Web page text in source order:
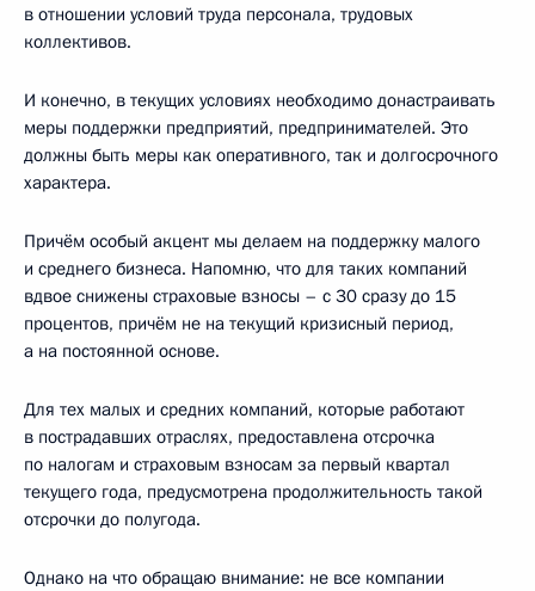
в отношении условий труда персонала, трудовых
коллективов.
И конечно, в текущих условиях необходимо донастраивать
меры поддержки предприятий, предпринимателей. Это
должны быть меры как оперативного, так и долгосрочного
характера.
Причём особый акцент мы делаем на поддержку малого
и среднего бизнеса. Напомню, что для таких компаний
вдвое снижены страховые взносы – с 30 сразу до 15
процентов, причём не на текущий кризисный период,
а на постоянной основе.
Для тех малых и средних компаний, которые работают
в пострадавших отраслях, предоставлена отсрочка
по налогам и страховым взносам за первый квартал
текущего года, предусмотрена продолжительность такой
отсрочки до полугода.
Однако на что обращаю внимание: не все компании